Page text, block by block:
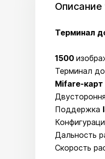
Описание
Терминал
1500
Терминал
Mifare-карт
Поддержка
Дальность
Скорость